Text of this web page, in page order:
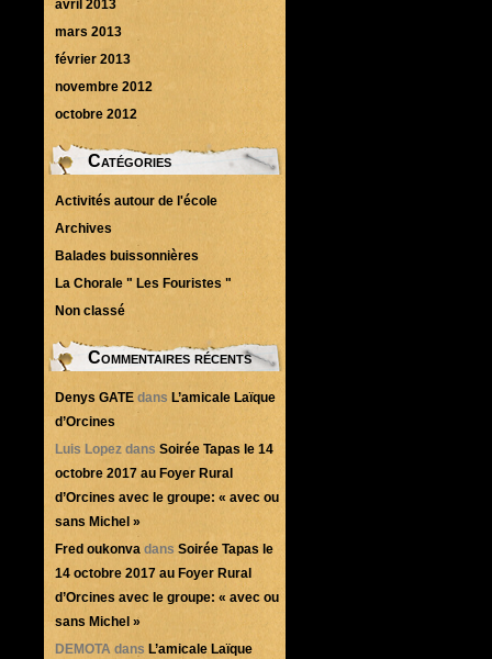
avril 2013
mars 2013
février 2013
novembre 2012
octobre 2012
Catégories
Activités autour de l'école
Archives
Balades buissonnières
La Chorale " Les Fouristes "
Non classé
Commentaires récents
Denys GATE dans L’amicale Laïque
d’Orcines
Luis Lopez dans Soirée Tapas le 14
octobre 2017 au Foyer Rural
d’Orcines avec le groupe: « avec ou
sans Michel »
Fred oukonva dans Soirée Tapas le
14 octobre 2017 au Foyer Rural
d’Orcines avec le groupe: « avec ou
sans Michel »
DEMOTA dans L’amicale Laïque